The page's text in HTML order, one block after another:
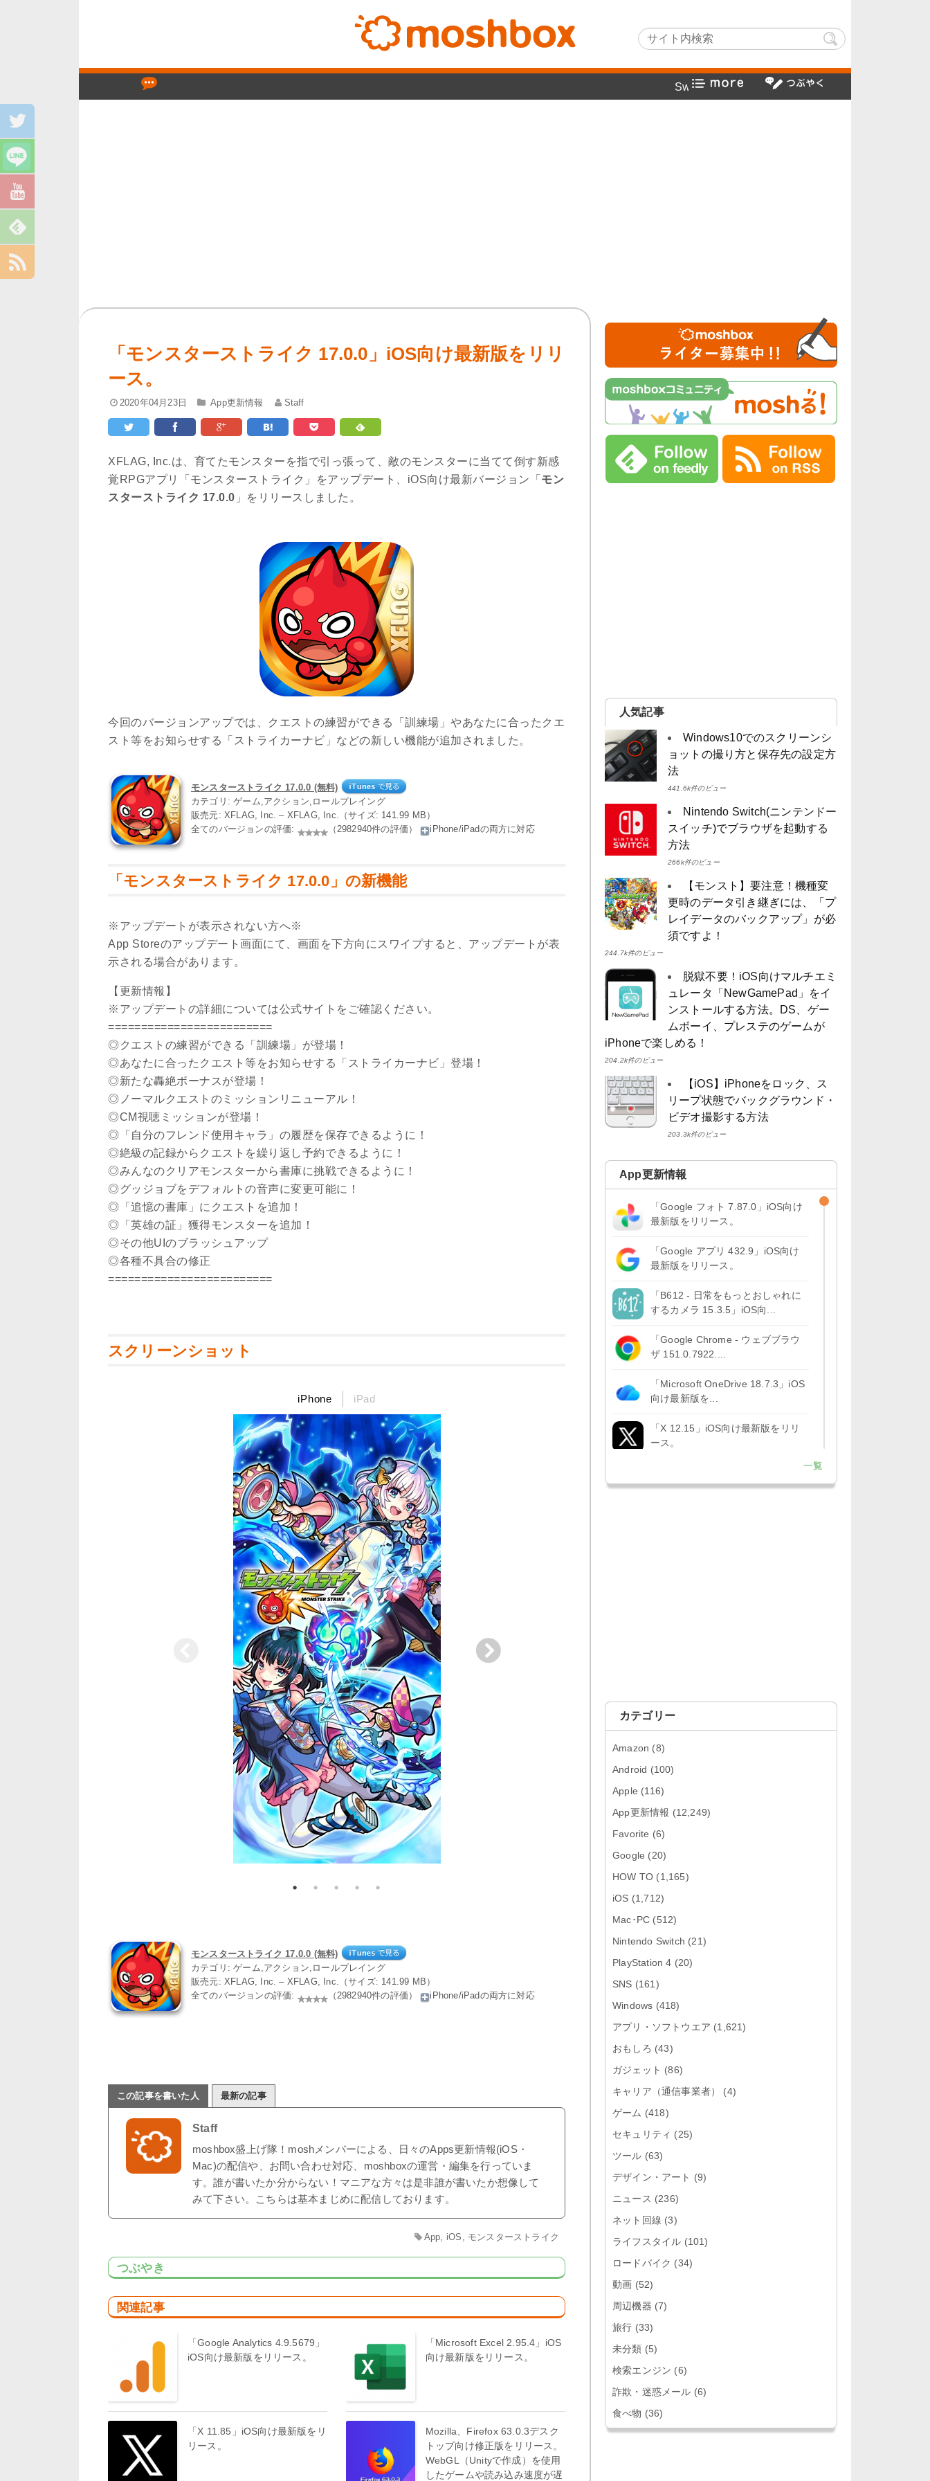
SwitchLightでヤフー検索方法
「モンスターストライク 17.0.0」iOS向け最新版をリリ
ース。
2020年04月23日 App更新情報 Staff
XFLAG, Inc.は、育てたモンスターを指で引っ張って、敵のモンスターに当てて倒す新感
覚RPGアプリ「モンスターストライク」をアップデート、iOS向け最新バージョン「 モン
スターストライク 17.0.0 」をリリースしました。
今回のバージョンアップでは、クエストの練習ができる「訓練場」やあなたに合ったクエ
スト等をお知らせする「ストライカーナビ」などの新しい機能が追加されました。
モンスターストライク 17.0.0 (無料)
カテゴリ: ゲーム,アクション,ロールプレイング
販売元: XFLAG, Inc. – XFLAG, Inc.（サイズ: 141.99 MB）
全てのバージョンの評価:
（2982940件の評価） iPhone/iPadの両方に対応
「モンスターストライク 17.0.0」の新機能
※アップデートが表示されない方へ※
App Storeのアップデート画面にて、画面を下方向にスワイプすると、アップデートが表
示される場合があります。
【更新情報】
※アップデートの詳細については公式サイトをご確認ください。
=========================
◎クエストの練習ができる「訓練場」が登場！
◎あなたに合ったクエスト等をお知らせする「ストライカーナビ」登場！
◎新たな轟絶ボーナスが登場！
◎ノーマルクエストのミッションリニューアル！
◎CM視聴ミッションが登場！
◎「自分のフレンド使用キャラ」の履歴を保存できるように！
◎絶級の記録からクエストを繰り返し予約できるように！
◎みんなのクリアモンスターから書庫に挑戦できるように！
◎グッジョブをデフォルトの音声に変更可能に！
◎「追憶の書庫」にクエストを追加！
◎「英雄の証」獲得モンスターを追加！
◎その他UIのブラッシュアップ
◎各種不具合の修正
=========================
スクリーンショット
iPhone iPad
モンスターストライク 17.0.0 (無料)
カテゴリ: ゲーム,アクション,ロールプレイング
販売元: XFLAG, Inc. – XFLAG, Inc.（サイズ: 141.99 MB）
全てのバージョンの評価:
（2982940件の評価） iPhone/iPadの両方に対応
この記事を書いた人 最新の記事
Staff
moshbox盛上げ隊！moshメンバーによる、日々のApps更新情報(iOS・
Mac)の配信や、お問い合わせ対応、moshboxの運営・編集を行っていま
す。誰が書いたか分からない！マニアな方々は是非誰が書いたか想像して
みて下さい。こちらは基本まじめに配信しております。
App iOS モンスターストライク
つぶやき
関連記事
「Google Analytics 4.9.5679」
iOS向け最新版をリリース。
「Microsoft Excel 2.95.4」iOS
向け最新版をリリース。
「X 11.85」iOS向け最新版をリ
リース。
Mozilla、Firefox 63.0.3デスク
トップ向け修正版をリリース。
WebGL（Unityで作成）を使用
したゲームや読み込み速度が遅
人気記事
Windows10でのスクリーンシ
ョットの撮り方と保存先の設定方
法
441.6k件のビュー
Nintendo Switch(ニンテンドー
スイッチ)でブラウザを起動する
方法
266k件のビュー
【モンスト】要注意！機種変
更時のデータ引き継ぎには、「プ
レイデータのバックアップ」が必
須ですよ！
244.7k件のビュー
脱獄不要！iOS向けマルチエミ
ュレータ「NewGamePad」をイ
ンストールする方法。DS、ゲー
ムボーイ、プレステのゲームが
iPhoneで楽しめる！
204.2k件のビュー
【iOS】iPhoneをロック、ス
リープ状態でバックグラウンド・
ビデオ撮影する方法
203.3k件のビュー
App更新情報
「Google フォト 7.87.0」iOS向け
最新版をリリース。
「Google アプリ 432.9」iOS向け
最新版をリリース。
「B612 - 日常をもっとおしゃれに
するカメラ 15.3.5」iOS向...
「Google Chrome - ウェブブラウ
ザ 151.0.7922....
「Microsoft OneDrive 18.7.3」iOS
向け最新版を...
「X 12.15」iOS向け最新版をリリ
ース。
リリース。Liguid G...
版をリリース。AIプロ...
イバル 26.40」iOS向...
ザ 151.0.7922....
向け最新版...
「Google カレンダー 26.29.4」iOS
向け最新版をリリース。...
「Instagram 441.0.0」iOS向け最新
「Google ドライブ - 安全なオンラ
「Google 翻訳 10.31.311」iOS向
「Microsoft Excel 2.112.3」iOS向
一覧
カテゴリー
Amazon (8)
Android (100)
Apple (116)
App更新情報 (12,249)
Favorite (6)
Google (20)
HOW TO (1,165)
iOS (1,712)
Mac･PC (512)
Nintendo Switch (21)
PlayStation 4 (20)
SNS (161)
Windows (418)
アプリ・ソフトウエア (1,621)
おもしろ (43)
ガジェット (86)
キャリア（通信事業者）
(4)
ゲーム (418)
セキュリティ (25)
ツール (63)
デザイン・アート (9)
ニュース (236)
ネット回線 (3)
ライフスタイル (101)
ロードバイク (34)
動画 (52)
周辺機器 (7)
旅行 (33)
未分類 (5)
検索エンジン (6)
詐欺・迷惑メール (6)
食べ物 (36)